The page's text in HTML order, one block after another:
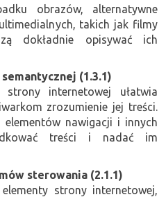
obrazów, alternatywne
takich jak filmy
dokładnie opisywać ich
(1.3.1)
strony internetowej ułatwia
zrozumienie jej treści.
elementów nawigacji i innych
treści i nadać im
sterowania (2.1.1)
strony internetowej,